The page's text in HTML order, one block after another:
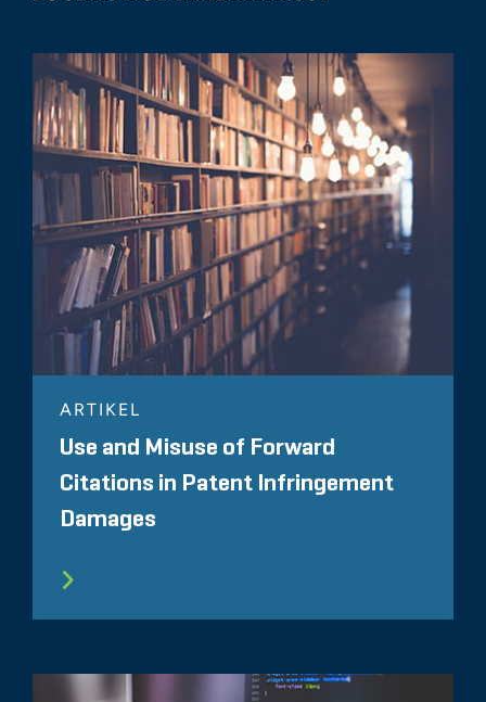
ARTIKEL
Use and Misuse of Forward
Citations in Patent Infringement
Damages